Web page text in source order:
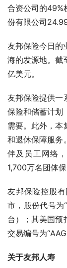
合资公司的49%
份有限公司
友邦保险今日的
海的发源地。
亿美元。
友邦保险提供一
保险和储蓄计划
需要。此外，本
和退休保障服务
伴及员工网络
1,700万名团体
友邦保险控股
市，股份代号为
台）；其美国预
交易编号为
关于友邦人寿